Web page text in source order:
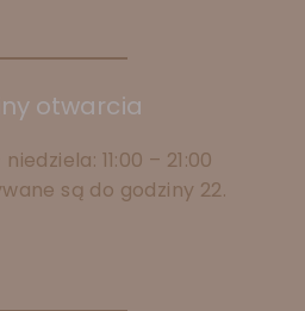
otwarcia
11:00 – 21:00
są do godziny 22.